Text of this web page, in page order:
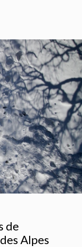
de
Alpes